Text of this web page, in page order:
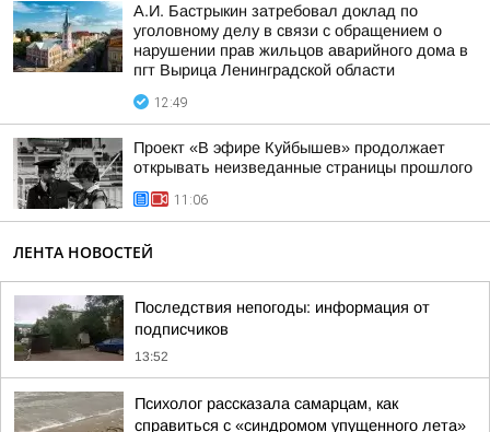
А.И. Бастрыкин затребовал доклад по
уголовному делу в связи с обращением о
нарушении прав жильцов аварийного дома в
пгт Вырица Ленинградской области
12:49
Проект «В эфире Куйбышев» продолжает
открывать неизведанные страницы прошлого
11:06
ЛЕНТА НОВОСТЕЙ
Последствия непогоды: информация от
подписчиков
13:52
Психолог рассказала самарцам, как
справиться с «синдромом упущенного лета»